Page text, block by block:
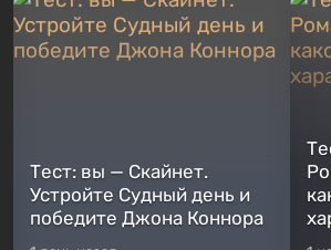
Тест: вы — Скайнет.
Устройте Судный день и
победите Джона Коннора